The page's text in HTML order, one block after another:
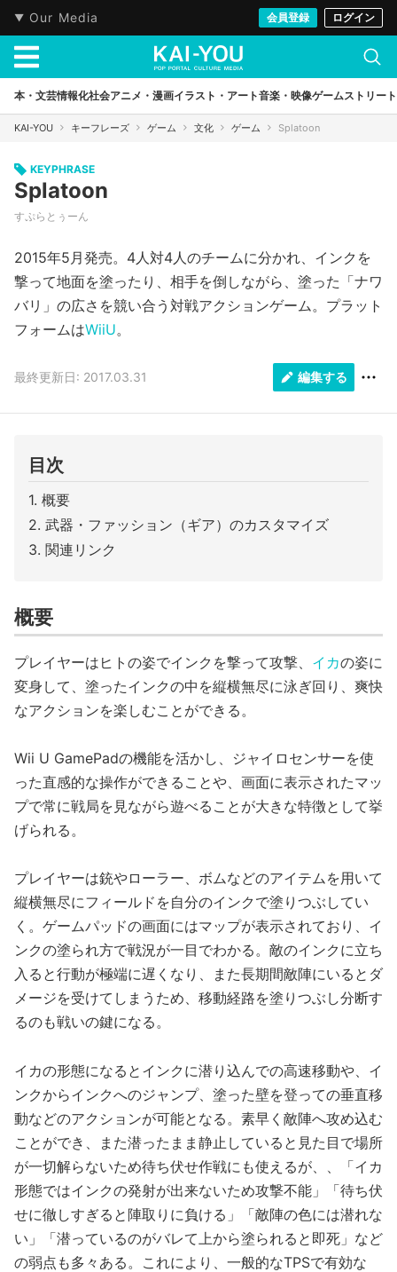
Our Media 会員登録 ログイン
本・文芸情報化社会アニメ・漫画イラスト・アート音楽・映像ゲームストリート
KAI-YOU キーフレーズ ゲーム 文化 ゲーム Splatoon
KEYPHRASE
Splatoon
すぷらとぅーん
2015年5月発売。4人対4人のチームに分かれ、インクを
撃って地面を塗ったり、相手を倒しながら、塗った「ナワ
バリ」の広さを競い合う対戦アクションゲーム。プラット
フォームはWiiU。
最終更新日: 2017.03.31 編集する
目次
概要
武器・ファッション（ギア）のカスタマイズ
関連リンク
概要
プレイヤーはヒトの姿でインクを撃って攻撃、 イカの姿に
変身して、塗ったインクの中を縦横無尽に泳ぎ回り、爽快
なアクションを楽しむことができる。
Wii U GamePadの機能を活かし、ジャイロセンサーを使
った直感的な操作ができることや、画面に表示されたマッ
プで常に戦局を見ながら遊べることが大きな特徴として挙
げられる。
プレイヤーは銃やローラー、ボムなどのアイテムを用いて
縦横無尽にフィールドを自分のインクで塗りつぶしてい
く。ゲームパッドの画面にはマップが表示されており、イ
ンクの塗られ方で戦況が一目でわかる。敵のインクに立ち
入ると行動が極端に遅くなり、また長期間敵陣にいるとダ
メージを受けてしまうため、移動経路を塗りつぶし分断す
るのも戦いの鍵になる。
イカの形態になるとインクに潜り込んでの高速移動や、イ
ンクからインクへのジャンプ、塗った壁を登っての垂直移
動などのアクションが可能となる。素早く敵陣へ攻め込む
ことができ、また潜ったまま静止していると見た目で場所
が一切解らないため待ち伏せ作戦にも使えるが、、「イカ
形態ではインクの発射が出来ないため攻撃不能」「待ち伏
せに徹しすぎると陣取りに負ける」「敵陣の色には潜れな
い」「潜っているのがバレて上から塗られると即死」など
の弱点も多々ある。これにより、一般的なTPSで有効な